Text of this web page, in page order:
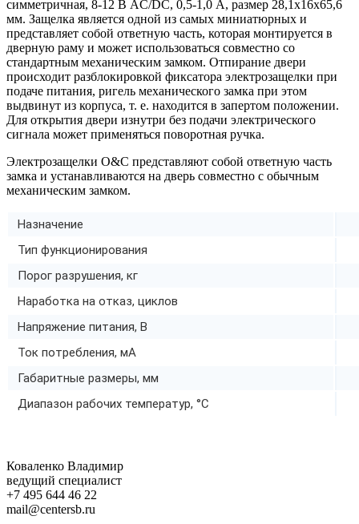
симметричная, 8-12 В AC/DC, 0,5-1,0 А, размер 28,1х16х65,6
мм. Защелка является одной из самых миниатюрных и
представляет собой ответную часть, которая монтируется в
дверную раму и может использоваться совместно со
стандартным механическим замком. Отпирание двери
происходит разблокировкой фиксатора электрозащелки при
подаче питания, ригель механического замка при этом
выдвинут из корпуса, т. е. находится в запертом положении.
Для открытия двери изнутри без подачи электрического
сигнала может применяться поворотная ручка.
Электрозащелки O&C представляют собой ответную часть
замка и устанавливаются на дверь совместно с обычным
механическим замком.
Назначение
Тип функционирования
Порог разрушения, кг
Наработка на отказ, циклов
Напряжение питания, В
Ток потребления, мА
Габаритные размеры, мм
Диапазон рабочих температур, °C
Коваленко Владимир
ведущий специалист
+7 495 644 46 22
mail@centersb.ru